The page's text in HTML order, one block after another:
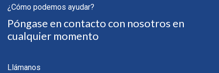
¿Cómo podemos ayudar?
Póngase en contacto con nosotros en
cualquier momento
Llámanos